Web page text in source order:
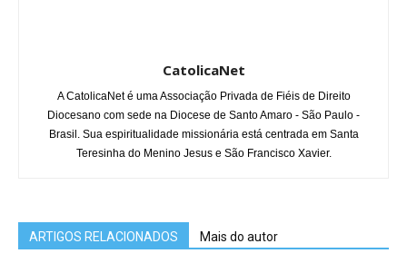
CatolicaNet
A CatolicaNet é uma Associação Privada de Fiéis de Direito
Diocesano com sede na Diocese de Santo Amaro - São Paulo -
Brasil. Sua espiritualidade missionária está centrada em Santa
Teresinha do Menino Jesus e São Francisco Xavier.
ARTIGOS RELACIONADOS Mais do autor